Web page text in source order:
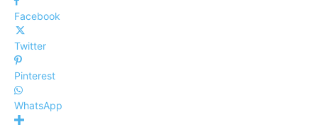
Facebook
Twitter
Pinterest
WhatsApp